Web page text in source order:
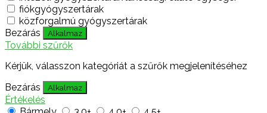
fiókgyógyszertárak
közforgalmú gyógyszertárak
Bezárás
Alkalmaz
További szűrők
Kérjük, válasszon kategóriát a szűrők megjelenítéséhez
Bezárás
Alkalmaz
Értékelés